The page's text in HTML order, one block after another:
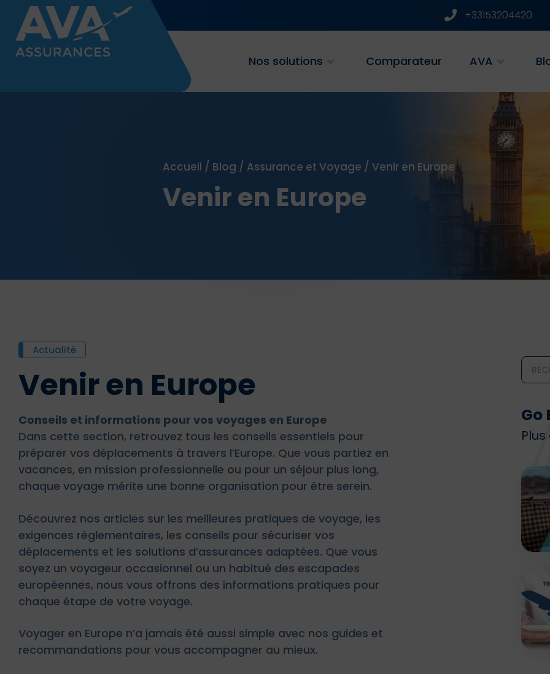
+33153204420
Nos solutions Comparateur AVA
Accueil / Blog / Assurance et Voyage /Venir en Europe
Venir en Europe
Actualité
Venir en Europe
Conseils et informations pour vos voyages en Europe
Dans cette section, retrouvez tous les conseils essentiels pour
préparer vos déplacements à travers l’Europe. Que vous partiez en
vacances, en mission professionnelle ou pour un séjour plus long,
chaque voyage mérite une bonne organisation pour être serein.
Découvrez nos articles sur les meilleures pratiques de voyage, les
exigences réglementaires, les conseils pour sécuriser vos
déplacements et les solutions d’assurances adaptées. Que vous
soyez un voyageur occasionnel ou un habitué des escapades
européennes, nous vous offrons des informations pratiques pour
chaque étape de votre voyage.
Voyager en Europe n’a jamais été aussi simple avec nos guides et
recommandations pour vous accompagner au mieux.
Go